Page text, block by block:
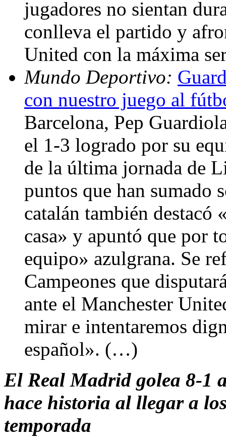
jugadores no sientan
conlleva el partido y
United con la máxima
Mundo Deportivo:
con nuestro juego al
Barcelona, Pep
el 1-3 logrado por su
de la última jornada de
puntos que han sumado
catalán también destacó
casa» y apuntó que por
equipo» azulgrana. Se
Campeones que
ante el Manchester
mirar e intentaremos
español». (…)
El Real Madrid golea 8-1
hace historia al llegar a
temporada